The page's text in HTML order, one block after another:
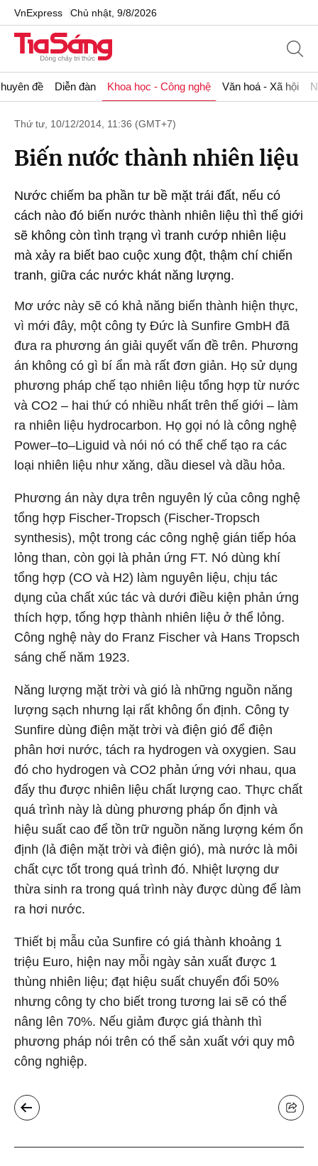
VnExpress Chủ nhật, 9/8/2026
đề Diễn đàn Khoa học - Công nghệ Văn hoá - Xã hội
Thứ tư, 10/12/2014, 11:36 (GMT+7)
Biến nước thành nhiên liệu
Nước chiếm ba phần tư bề mặt trái đất, nếu có
cách nào đó biến nước thành nhiên liệu thì thế giới
sẽ không còn tình trạng vì tranh cướp nhiên liệu
mà xảy ra biết bao cuộc xung đột, thậm chí chiến
tranh, giữa các nước khát năng lượng.
Mơ ước này sẽ có khả năng biến thành hiện thực,
vì mới đây, một công ty Đức là Sunfire GmbH đã
đưa ra phương án giải quyết vấn đề trên. Phương
án không có gì bí ẩn mà rất đơn giản. Họ sử dụng
phương pháp chế tạo nhiên liệu tổng hợp từ nước
và CO2 – hai thứ có nhiều nhất trên thế giới – làm
ra nhiên liệu hydrocarbon. Họ gọi nó là công nghệ
Power–to–Liguid và nói nó có thể chế tạo ra các
loại nhiên liệu như xăng, dầu diesel và dầu hỏa.
Phương án này dựa trên nguyên lý của công nghệ
tổng hợp Fischer-Tropsch (Fischer-Tropsch
synthesis), một trong các công nghệ gián tiếp hóa
lỏng than, còn gọi là phản ứng FT. Nó dùng khí
tổng hợp (CO và H2) làm nguyên liệu, chịu tác
dụng của chất xúc tác và dưới điều kiện phản ứng
thích hợp, tổng hợp thành nhiên liệu ở thể lỏng.
Công nghệ này do Franz Fischer và Hans Tropsch
sáng chế năm 1923.
Năng lượng mặt trời và gió là những nguồn năng
lượng sạch nhưng lại rất không ổn định. Công ty
Sunfire dùng điện mặt trời và điện gió để điện
phân hơi nước, tách ra hydrogen và oxygien. Sau
đó cho hydrogen và CO2 phản ứng với nhau, qua
đấy thu được nhiên liệu chất lượng cao. Thực chất
quá trình này là dùng phương pháp ổn định và
hiệu suất cao để tồn trữ nguồn năng lượng kém ổn
định (lả điện mặt trời và điện gió), mà nước là môi
chất cực tốt trong quá trình đó. Nhiệt lượng dư
thừa sinh ra trong quá trình này được dùng để làm
ra hơi nước.
Thiết bị mẫu của Sunfire có giá thành khoảng 1
triệu Euro, hiện nay mỗi ngày sản xuất được 1
thùng nhiên liệu; đạt hiệu suất chuyển đổi 50%
nhưng công ty cho biết trong tương lai sẽ có thể
nâng lên 70%. Nếu giảm được giá thành thì
phương pháp nói trên có thể sản xuất với quy mô
công nghiệp.